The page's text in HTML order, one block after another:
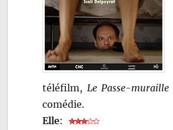
téléfilm, Le Passe-muraille
comédie.
Elle: